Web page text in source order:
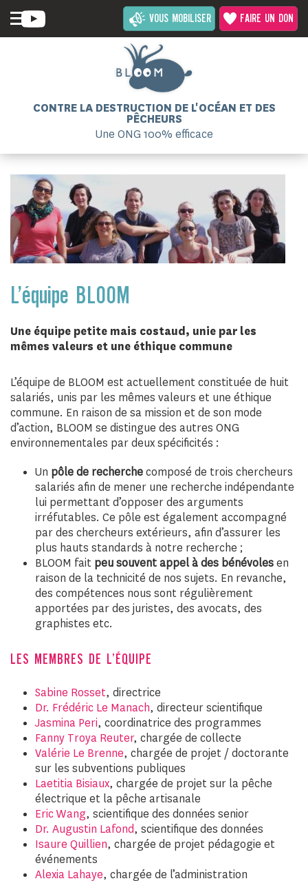
CONTRE LA DESTRUCTION DE L'OCÉAN ET DES
PÊCHEURS
Une ONG 100% efficace
VOUS MOBILISER FAIRE UN DON
L’équipe BLOOM
Une équipe petite mais costaud, unie par les
mêmes valeurs et une éthique commune
L’équipe de BLOOM est actuellement constituée de huit
salariés, unis par les mêmes valeurs et une éthique
commune. En raison de sa mission et de son mode
d’action, BLOOM se distingue des autres ONG
environnementales par deux spécificités :
Un pôle de recherchecomposé de trois chercheurs
salariés afin de mener une recherche indépendante
lui permettant d’opposer des arguments
irréfutables. Ce pôle est également accompagné
par des chercheurs extérieurs, afin d’assurer les
plus hauts standards à notre recherche ;
BLOOM fait peu souvent appel à des bénévolesen
raison de la technicité de nos sujets. En revanche,
des compétences nous sont régulièrement
apportées par des juristes, des avocats, des
graphistes etc.
LES MEMBRES DE L’ÉQUIPE
Sabine Rosset, directrice
Dr. Frédéric Le Manach, directeur scientifique
Jasmina Peri, coordinatrice des programmes
Fanny Troya Reuter, chargée de collecte
Valérie Le Brenne, chargée de projet / doctorante
sur les subventions publiques
Laetitia Bisiaux, chargée de projet sur la pêche
électrique et la pêche artisanale
Eric Wang, scientifique des données senior
Dr. Augustin Lafond, scientifique des données
Isaure Quillien, chargée de projet pédagogie et
événements
Alexia Lahaye, chargée de l’administration